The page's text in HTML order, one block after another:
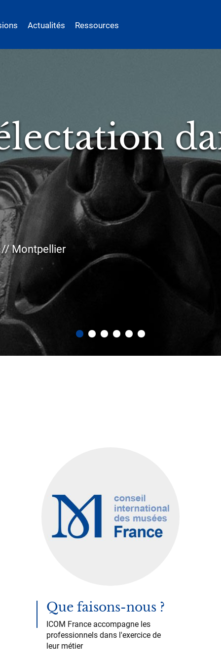
Actualités Ressources
sous
:
et
déontologie du 2 juin 2026
Que faisons-nous ?
ICOM France accompagne les
professionnels dans l'exercice de
leur métier